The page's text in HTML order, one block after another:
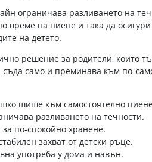
ограничава разливането на
време на пиене и така да
на детето.
решение за родители, които
само и преминава към по-
шише към самостоятелно
разливането на течности.
по-спокойно хранене.
захват от детски ръце.
употреба у дома и навън.